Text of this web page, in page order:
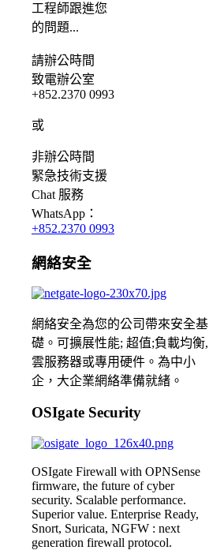
工程師跟進您
的問題...
請辦公時間
致電辦公室
+852.2370 0993
或
非辦公時間
緊急技術支援
Chat 服務
WhatsApp：
+852.2370 0993
網絡安全
網絡安全為您的公司帶來安全基
礎。可擴展性能; 超值;負載均衡,
雲服務器或專用硬件。為中小
企，大企業網絡準備就緒。
OSIgate Security
OSIgate Firewall with OPNSense
firmware, the future of cyber
security. Scalable performance.
Superior value. Enterprise Ready,
Snort, Suricata, NGFW : next
generation firewall protocol.